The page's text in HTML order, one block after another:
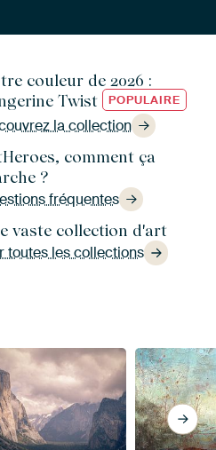
couleur de 2026 :
Twist
POPULAIRE
la collection
comment ça
?
fréquentes
vaste collection d'art
toutes les collections